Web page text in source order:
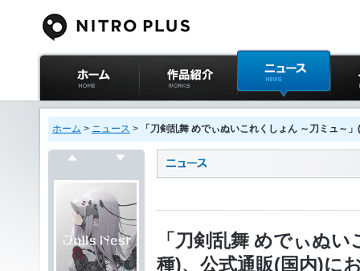
ニトロプラス公式
サイト ホーム
作品紹介 ニュース イベ
ホーム > ニュース > 「刀剣乱舞 めでぃぬいこれくしょん ～刀ミュ～
「刀剣乱舞 めでぃぬ
種)、公式通販(国内)に